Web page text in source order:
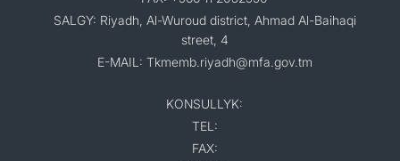
SALGY: Riyadh, Al-Wuroud district, Ahmad Al-Baihaqi
street, 4
E-MAIL: Tkmemb.riyadh@mfa.gov.tm
KONSULLYK:
TEL:
FAX: